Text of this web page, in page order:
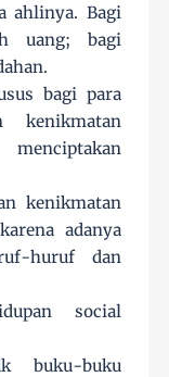
ahlinya. Bagi
uang; bagi
bagi para
kenikmatan
kenikmatan
adanya
huruf dan
social
buku-buku